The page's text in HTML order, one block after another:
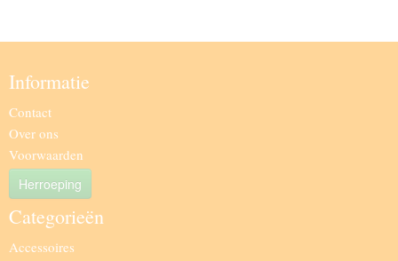
Informatie
Contact
Over ons
Voorwaarden
Herroeping
Categorieën
Accessoires